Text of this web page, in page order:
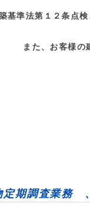
基準法第１２条点
また、お客様の
期調査業務